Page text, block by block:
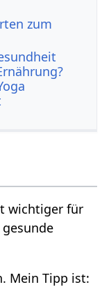
zum
wichtiger für
Mein Tipp ist: